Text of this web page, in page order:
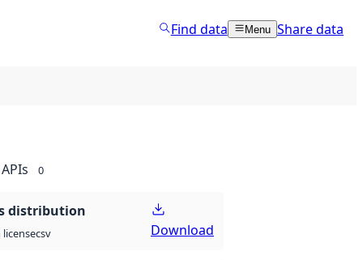
Find data Menu Share data
APIs 0
distribution
csv Download